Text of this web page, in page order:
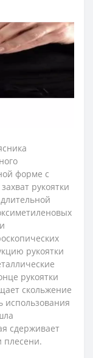
лезвие
не ржавеет,
форме с
рукоятки
рукоятки
рукоятки
скольжение
использования
сдерживает
плесени.